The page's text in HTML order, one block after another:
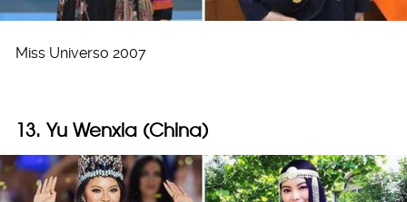
Miss Universo 2007
13. Yu Wenxia (China)